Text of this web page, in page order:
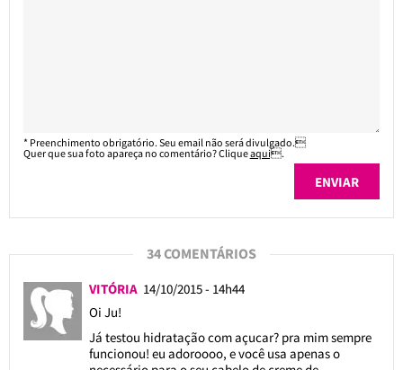
* Preenchimento obrigatório. Seu email não será divulgado.
Quer que sua foto apareça no comentário? Cliqueaqui.
34 COMENTÁRIOS
VITÓRIA 14/10/2015 - 14h44
Oi Ju!
Já testou hidratação com açucar? pra mim sempre
funcionou! eu adoroooo, e você usa apenas o